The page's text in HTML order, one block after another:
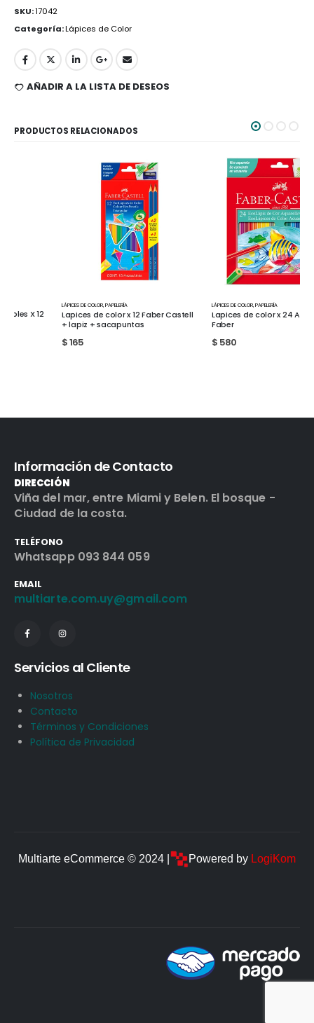
SKU:17042
Categoría:Lápices de Color
AÑADIR A LA LISTA DE DESEOS
PRODUCTOS RELACIONADOS
PAPELERÍA
Lapices de color x 12 Faber Castell
+ lapiz + sacapuntas
PAPELERÍA
Lapices de color x 24 Acuarelables
Información de Contacto
DIRECCIÓN
Viña del mar, entre Miami y Belen. El bosque -
Ciudad de la costa.
TELÉFONO
Whatsapp 093 844 059
EMAIL
multiarte.com.uy@gmail.com
Servicios al Cliente
Nosotros
Contacto
Términos y Condiciones
Política de Privacidad
Multiarte eCommerce © 2024 | Powered by LogiKom